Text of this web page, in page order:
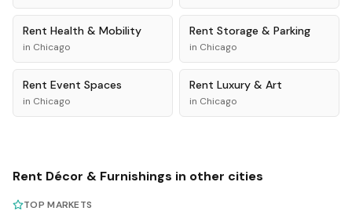
Rent Health & Mobility
in Chicago
Rent Storage & Parking
in Chicago
Rent Event Spaces
in Chicago
Rent Luxury & Art
in Chicago
Rent Décor & Furnishings in other cities
TOP MARKETS